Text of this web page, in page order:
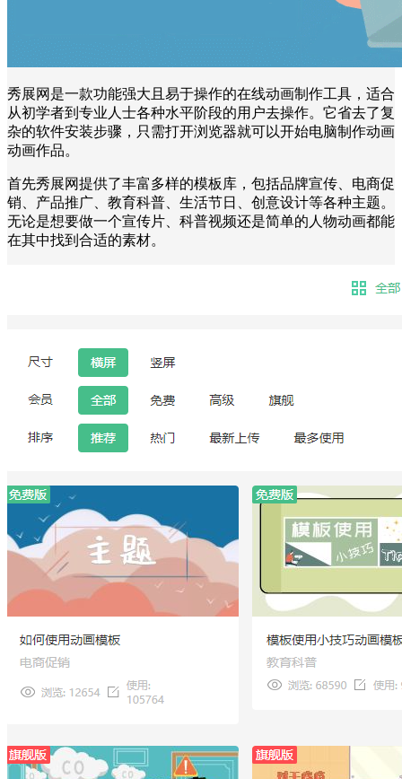
秀展网是一款功能强大且易于操作的在线动画制作工具，适合
从初学者到专业人士各种水平阶段的用户去操作。它省去了复
杂的软件安装步骤，只需打开浏览器就可以开始电脑制作动画
动画作品。
首先秀展网提供了丰富多样的模板库，包括品牌宣传、电商促
销、产品推广、教育科普、生活节日、创意设计等各种主题。
无论是想要做一个宣传片、科普视频还是简单的人物动画都能
在其中找到合适的素材。